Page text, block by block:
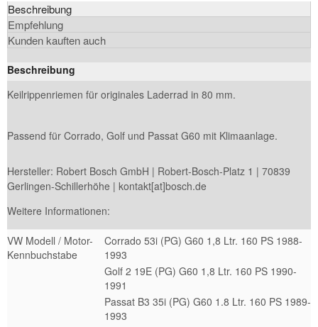
Beschreibung
Empfehlung
Kunden kauften auch
Beschreibung
Keilrippenriemen für originales Laderrad in 80 mm.
Passend für Corrado, Golf und Passat G60 mit Klimaanlage.
Hersteller: Robert Bosch GmbH | Robert-Bosch-Platz 1 | 70839
Gerlingen-Schillerhöhe | kontakt[at]bosch.de
Weitere Informationen:
VW Modell / Motor-
Kennbuchstabe
Corrado 53i (PG) G60 1,8 Ltr. 160 PS 1988-
1993
Golf 2 19E (PG) G60 1,8 Ltr. 160 PS 1990-
1991
Passat B3 35i (PG) G60 1.8 Ltr. 160 PS 1989-
1993